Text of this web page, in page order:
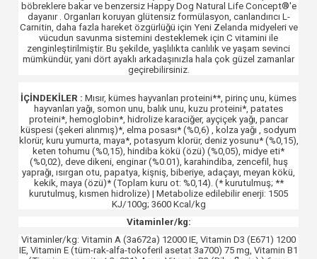
böbreklere bakar ve benzersiz Happy Dog Natural Life Concept®'e
dayanır . Organları koruyan glütensiz formülasyon, canlandırıcı L-
Carnitin, daha fazla hareket özgürlüğü için Yeni Zelanda midyeleri ve
vücudun savunma sistemini desteklemek için C vitamini ile
zenginleştirilmiştir. Bu şekilde, yaşlılıkta canlılık ve yaşam sevinci
mümkündür, yani dört ayaklı arkadaşınızla hala çok güzel zamanlar
geçirebilirsiniz.
İÇİNDEKİLER : Mısır, kümes hayvanları proteini**, pirinç unu, kümes
hayvanları yağı, somon unu, balık unu, kuzu proteini*, patates
proteini*, hemoglobin*, hidrolize karaciğer, ayçiçek yağı, pancar
küspesi (şekeri alınmış)*, elma posası* (%0,6) , kolza yağı , sodyum
klorür, kuru yumurta, maya*, potasyum klorür, deniz yosunu* (%0,15),
keten tohumu (%0,15), hindiba kökü (özü) (%0,05), midye eti*
(%0,02), deve dikeni, enginar (%0.01), karahindiba, zencefil, huş
yaprağı, ısırgan otu, papatya, kişniş, biberiye, adaçayı, meyan kökü,
kekik, maya (özü)* (Toplam kuru ot: %0,14). (* kurutulmuş; **
kurutulmuş, kısmen hidrolize) | Metabolize edilebilir enerji: 1505
KJ/100g; 3600 Kcal/kg
Vitaminler/kg:
Vitaminler/kg: Vitamin A (3a672a) 12000 IE, Vitamin D3 (E671) 1200
IE, Vitamin E (tüm-rak-alfa-tokoferil asetat 3a700) 75 mg, Vitamin B1